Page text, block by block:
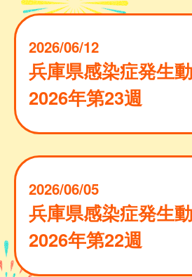
2026/06/12
兵庫県感染症発生
2026年第23週
2026/06/05
兵庫県感染症発生
2026年第22週